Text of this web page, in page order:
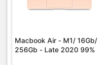
Macbook Air - M1/ 16Gb/
256Gb - Late 2020 99%